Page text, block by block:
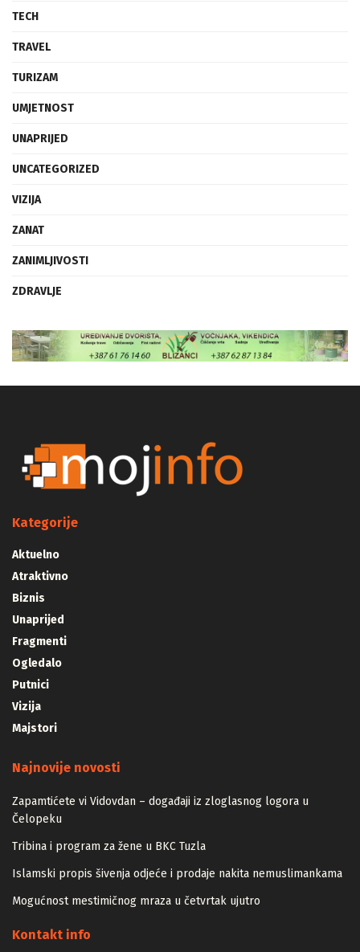
TECH
TRAVEL
TURIZAM
UMJETNOST
UNAPRIJED
UNCATEGORIZED
VIZIJA
ZANAT
ZANIMLJIVOSTI
ZDRAVLJE
Kategorije
Aktuelno
Atraktivno
Biznis
Unaprijed
Fragmenti
Ogledalo
Putnici
Vizija
Majstori
Najnovije novosti
Zapamtićete vi Vidovdan – događaji iz zloglasnog logora u
Čelopeku
Tribina i program za žene u BKC Tuzla
Islamski propis šivenja odjeće i prodaje nakita nemuslimankama
Mogućnost mestimičnog mraza u četvrtak ujutro
Kontakt info